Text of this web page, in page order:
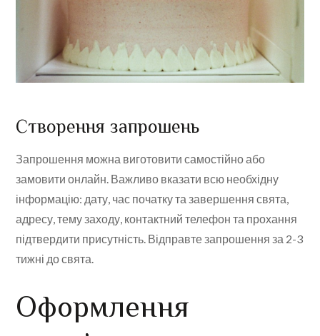
Створення запрошень
Запрошення можна виготовити самостійно або
замовити онлайн. Важливо вказати всю необхідну
інформацію: дату, час початку та завершення свята,
адресу, тему заходу, контактний телефон та прохання
підтвердити присутність. Відправте запрошення за 2-3
тижні до свята.
Оформлення